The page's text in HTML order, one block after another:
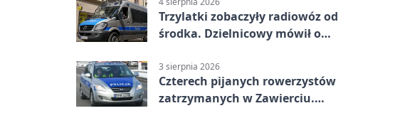
Trzylatki zobaczyły radiowóz od
środka. Dzielnicowy mówił o
3 sierpnia 2026
Czterech pijanych rowerzystów
zatrzymanych w Zawierciu.